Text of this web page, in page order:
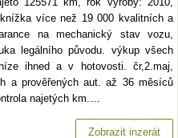
více než 19 000 kvalitních a
na mechanický stav vozu,
legálního původu. výkup všech
ihned a v hotovosti. čr,2.maj,
a prověřených aut. až 36 měsíců
najetých km.…
Zobrazit inzerát